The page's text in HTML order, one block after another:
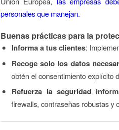
personales que manejan.
Buenas prácticas para la
Informa a tus clientes:
Recoge solo los datos
obtén el consentimiento explícito
Refuerza la seguridad
firewalls, contraseñas robustas y